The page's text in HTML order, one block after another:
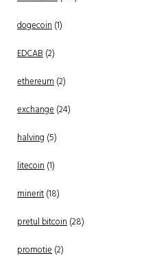
dogecoin(1)
EDCAB(2)
ethereum(2)
exchange(24)
halving (5)
litecoin(1)
minerit(18)
pretul bitcoin(28)
promotie(2)